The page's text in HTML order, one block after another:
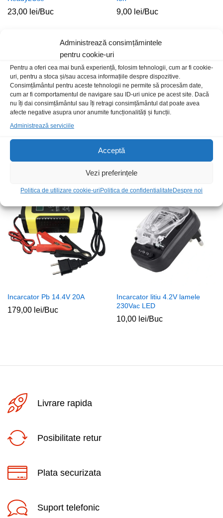
Administrează consimțămintele
pentru cookie-uri
Pentru a oferi cea mai bună experiență, folosim tehnologii, cum ar fi cookie-
uri, pentru a stoca și/sau accesa informațiile despre dispozitive.
Consimțământul pentru aceste tehnologii ne permite să procesăm date,
cum ar fi comportamentul de navigare sau ID-uri unice pe acest site. Dacă
nu îți dai consimțământul sau îți retragi consimțământul dat poate avea
afecte negative asupra unor anumite funcționalități și funcții.
Administrează serviciile
Acceptă
Vezi preferințele
Politica de utilizare cookie-uri Politica de confidentialitate Despre noi
23,00 lei/Buc 9,00 lei/Buc
Stoc epuizat
Accu.EBL.R22 9V 600mAh Li-
Accu.Tex.R22 8.4V 280mAh Ni-
MH
Stoc epuizat
Incarcator Pb 14.4V 20A
179,00 lei/Buc
Stoc epuizat
Incarcator litiu 4.2V lamele
230Vac LED
10,00 lei/Buc
Livrare rapida
Posibilitate retur
Plata securizata
Suport telefonic